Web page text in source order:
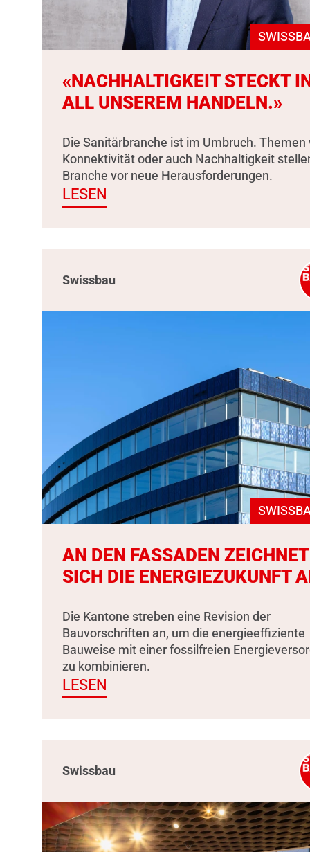
«NACHHALTIGKEIT STECKT
ALL UNSEREM HANDELN.»
Die Sanitärbranche ist im Umbruch. Themen
Konnektivität oder auch Nachhaltigkeit
Branche vor neue Herausforderungen.
LESEN
Swissbau
AN DEN FASSADEN ZEICHNET
SICH DIE ENERGIEZUKUNFT
Die Kantone streben eine Revision der
Bauvorschriften an, um die energieeffiziente
Bauweise mit einer fossilfreien
zu kombinieren.
LESEN
Swissbau